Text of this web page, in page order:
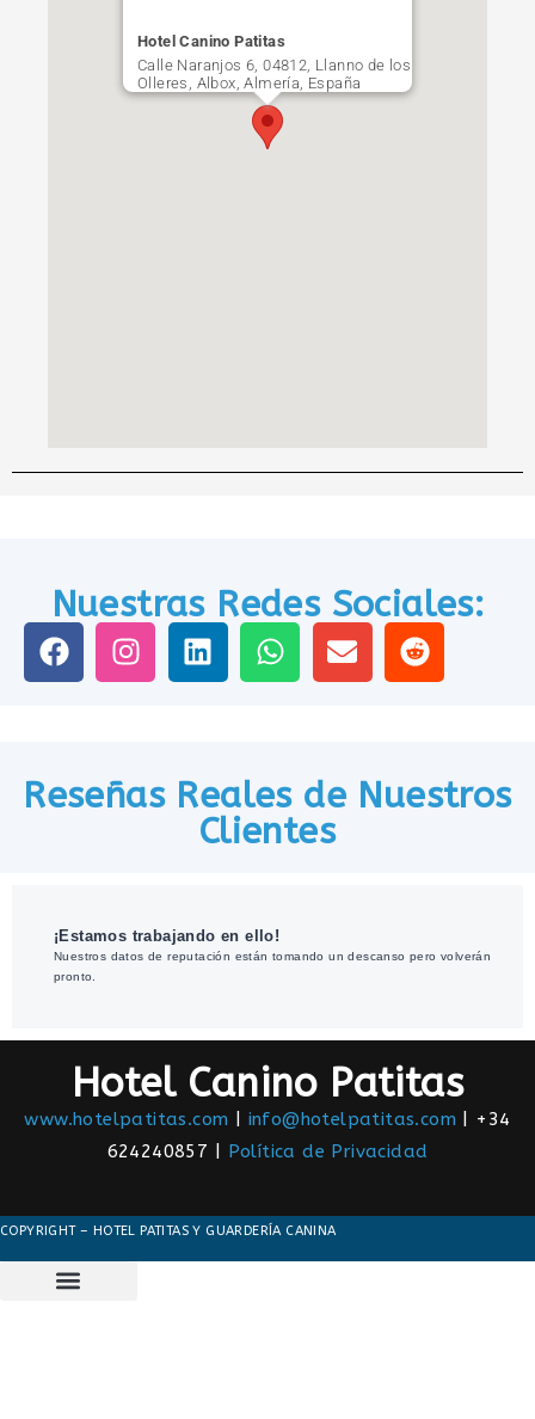
Hotel Canino Patitas
Calle Naranjos 6, 04812, Llanno de los
Olleres, Albox, Almería, España
Nuestras Redes Sociales:
Reseñas Reales de Nuestros
Clientes
¡Estamos trabajando en ello!
Nuestros datos de reputación están tomando un descanso pero volverán
pronto.
Hotel Canino Patitas
www.hotelpatitas.com info@hotelpatitas.com | +34
624240857 | Política de Privacidad
COPYRIGHT – HOTEL PATITAS Y GUARDERÍA CANINA